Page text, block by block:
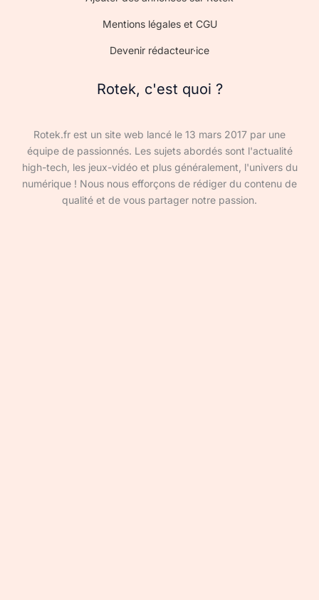
Mentions légales et CGU
Devenir rédacteur·ice
Rotek, c'est quoi ?
Rotek.fr est un site web lancé le 13 mars 2017 par une
équipe de passionnés. Les sujets abordés sont l'actualité
high-tech, les jeux-vidéo et plus généralement, l'univers du
numérique ! Nous nous efforçons de rédiger du contenu de
qualité et de vous partager notre passion.